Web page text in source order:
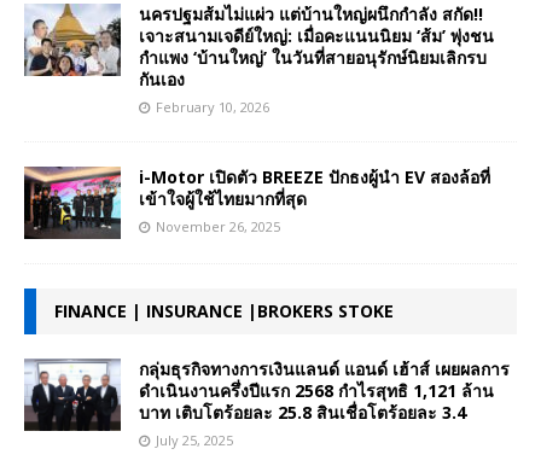
นครปฐมส้มไม่แผ่ว แต่บ้านใหญ่ผนึกกำลัง สกัด!!
เจาะสนามเจดีย์ใหญ่: เมื่อคะแนนนิยม ‘ส้ม’ พุ่งชน
กำแพง ‘บ้านใหญ่’ ในวันที่สายอนุรักษ์นิยมเลิกรบ
กันเอง
February 10, 2026
i-Motor เปิดตัว BREEZE ปักธงผู้นำ EV สองล้อที่
เข้าใจผู้ใช้ไทยมากที่สุด
November 26, 2025
FINANCE | INSURANCE |BROKERS STOKE
กลุ่มธุรกิจทางการเงินแลนด์ แอนด์ เฮ้าส์ เผยผลการ
ดำเนินงานครึ่งปีแรก 2568 กำไรสุทธิ 1,121 ล้าน
บาท เติบโตร้อยละ 25.8 สินเชื่อโตร้อยละ 3.4
July 25, 2025